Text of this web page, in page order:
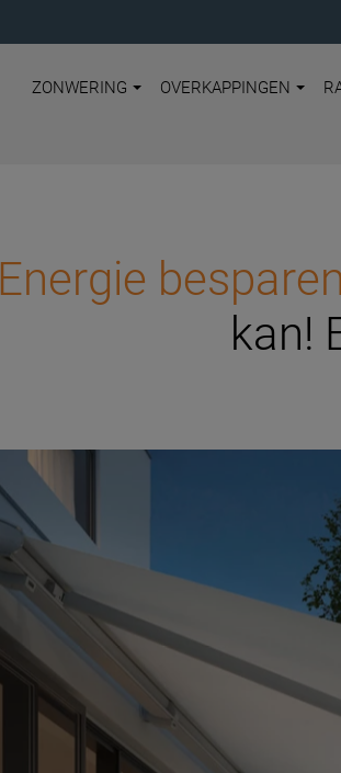
ZONWERING OVERKAPPINGEN
Energie besparen
kan!